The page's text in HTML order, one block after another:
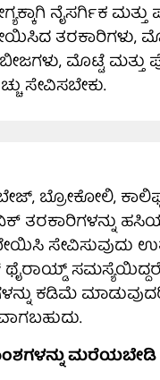
ನೈಸರ್ಗಿಕ
ತರಕಾರಿಗಳು,
ಮೊಟ್ಟೆ
ಸೇವಿಸಬೇಕು.
ಬ್ರೋಕೋಲಿ,
ಬೇಯಿಸಿ ಸೇವಿಸುವುದು
ಸಮಸ್ಯೆಯಿದ್ದರೆ
ಕಡಿಮೆ
ಮರೆಯಬೇಡಿ